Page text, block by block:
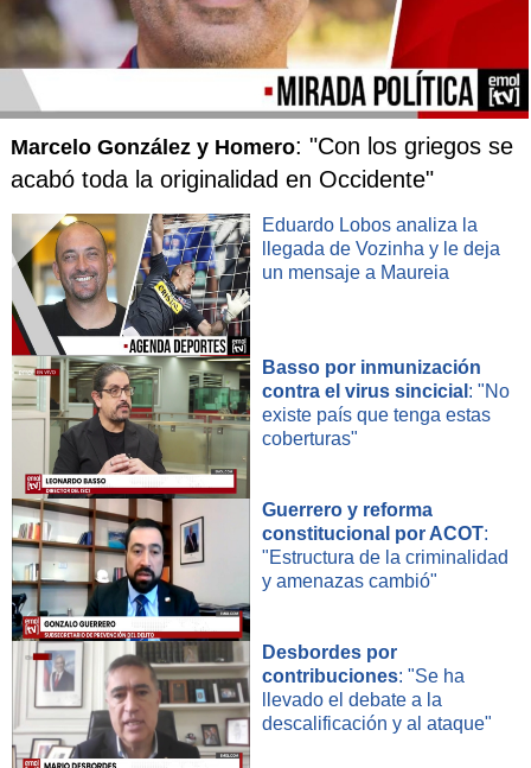
Marcelo González y Homero: "Con los griegos se
acabó toda la originalidad en Occidente"
Eduardo Lobos analiza la
llegada de Vozinha y le deja
un mensaje a Maureia
Basso por inmunización
contra el virus sincicial : "No
existe país que tenga estas
coberturas"
Guerrero y reforma
constitucional por ACOT:
"Estructura de la criminalidad
y amenazas cambió"
Desbordes por
contribuciones: "Se ha
llevado el debate a la
descalificación y al ataque"